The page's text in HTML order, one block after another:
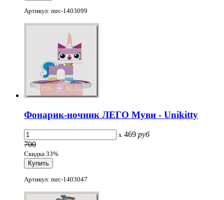
Артикул: mrc-1403099
Фонарик-ночник ЛЕГО Муви - Unikitty
x 469 руб
700
Скидка 33%
Артикул: mrc-1403047